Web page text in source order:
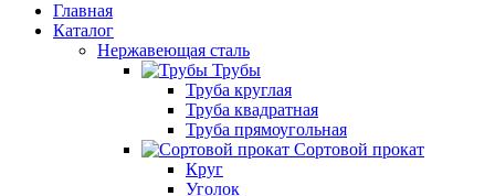
Главная
Каталог
Нержавеющая сталь
Трубы
Труба круглая
Труба квадратная
Труба прямоугольная
Сортовой прокат
Круг
Уголок